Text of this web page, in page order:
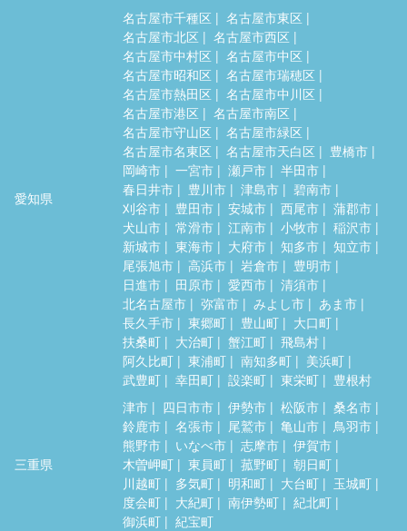
愛知県
名古屋市千種区
名古屋市東区
名古屋市北区
名古屋市西区
名古屋市中村区
名古屋市中区
名古屋市昭和区
名古屋市瑞穂区
名古屋市熱田区
名古屋市中川区
名古屋市港区
名古屋市南区
名古屋市守山区
名古屋市緑区
名古屋市名東区
名古屋市天白区
豊橋市
岡崎市
一宮市 瀬戸市
半田市
春日井市
豊川市 津島市
碧南市
刈谷市
豊田市 安城市 西尾市
蒲郡市
犬山市
常滑市 江南市 小牧市
稲沢市
新城市
東海市 大府市 知多市
知立市
尾張旭市
高浜市 岩倉市
豊明市
日進市
田原市 愛西市
清須市
北名古屋市
弥富市 みよし市
あま市
長久手市
東郷町 豊山町
大口町
扶桑町
大治町 蟹江町
飛島村
阿久比町
東浦町 南知多町
美浜町
武豊町
幸田町 設楽町 東栄町 豊根村
三重県
津市 四日市市 伊勢市 松阪市
桑名市
鈴鹿市
名張市 尾鷲市 亀山市
鳥羽市
熊野市
いなべ市 志摩市
伊賀市
木曽岬町
東員町 菰野町
朝日町
川越町
多気町 明和町 大台町
玉城町
度会町
大紀町 南伊勢町
紀北町
御浜町
紀宝町